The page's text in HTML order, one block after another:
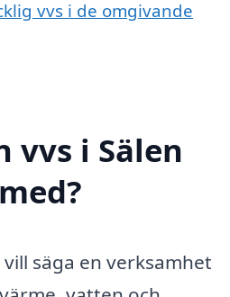
vvs i de omgivande
vvs i Sälen
vill säga en verksamhet